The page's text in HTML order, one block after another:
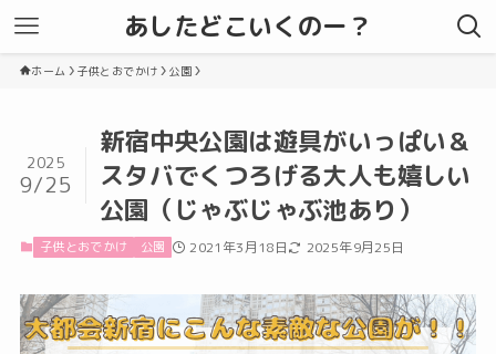
あしたどこいくのー？
ホーム 子供とおでかけ 公園
新宿中央公園は遊具がいっぱい＆
スタバでくつろげる大人も嬉しい
公園（じゃぶじゃぶ池あり）
2025
9/25
子供とおでかけ 公園 2021年3月18日 2025年9月25日